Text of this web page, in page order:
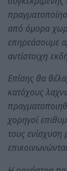
από όμορα
επηρεάσουμε
αντίστοιχη
Επίσης θα
κατόχους
χορηγοί
τους